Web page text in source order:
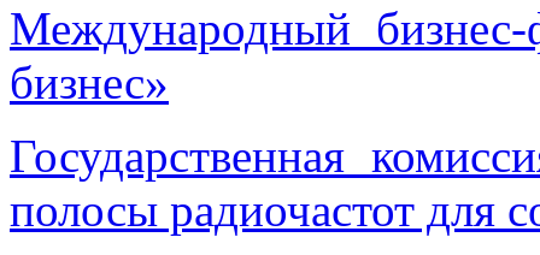
Международный
бизнес»
Государственная
полосы радиочастот для